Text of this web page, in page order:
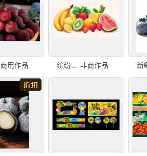
商用作品 缤纷水果组合 非商作品